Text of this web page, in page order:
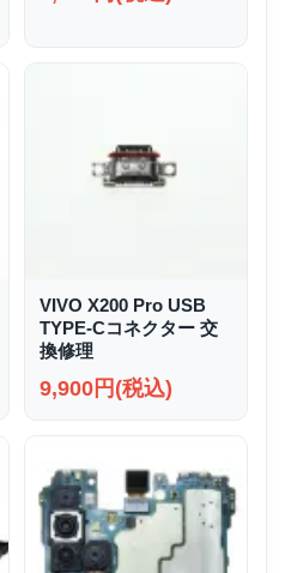
VIVO X200 Pro USB
TYPE-Cコネクター 交
換修理
9,900円(税込)